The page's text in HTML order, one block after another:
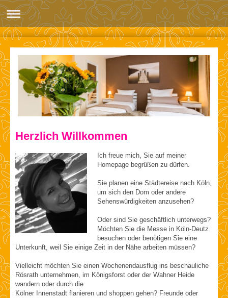
Herzlich Willkommen
Ich freue mich, Sie auf meiner
Homepage begrüßen zu dürfen.
Sie planen eine Städtereise nach Köln,
um sich den Dom oder andere
Sehenswürdigkeiten anzusehen?
Oder sind Sie geschäftlich unterwegs?
Möchten Sie die Messe in Köln-Deutz
besuchen oder benötigen Sie eine
Unterkunft, weil Sie einige Zeit in der Nähe arbeiten müssen?
Vielleicht möchten Sie einen Wochenendausflug ins beschauliche
Rösrath unternehmen, im Königsforst oder der Wahner Heide
wandern oder durch die
Kölner Innenstadt flanieren und shoppen gehen? Freunde oder